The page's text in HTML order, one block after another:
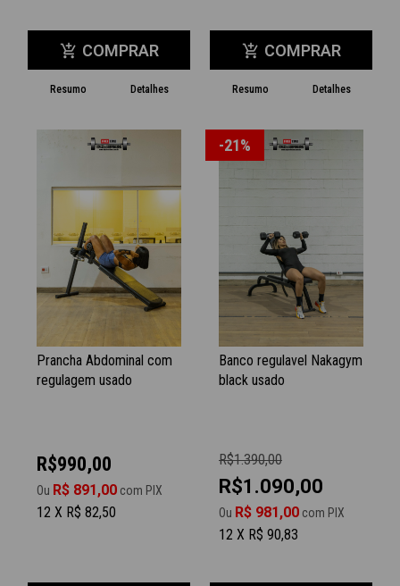
add_shopping_cart COMPRAR
Resumo Detalhes
add_shopping_cart COMPRAR
Resumo Detalhes
Prancha Abdominal com
regulagem usado
R$990,00
Ou R$ 891,00 com PIX
12 X R$ 82,50
-21%
Banco regulavel Nakagym
black usado
R$1.390,00
R$1.090,00
Ou R$ 981,00 com PIX
12 X R$ 90,83